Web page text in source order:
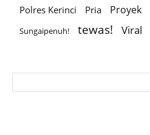
Polres Kerinci
Pria Proyek
Sungaipenuh! tewas! Viral